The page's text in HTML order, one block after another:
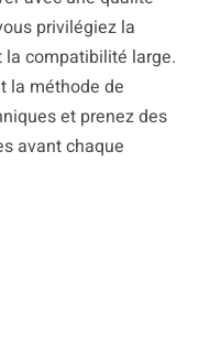
privilégiez la
la compatibilité large.
la méthode de
et prenez des
avant chaque